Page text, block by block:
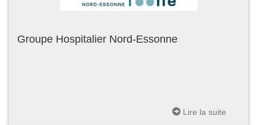
Groupe Hospitalier Nord-Essonne
Lire la suite